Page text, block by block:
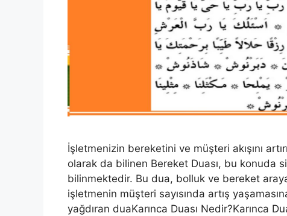
İşletmenizin bereketini ve müşteri akışını
olarak da bilinen Bereket Duası, bu konuda
bilinmektedir. Bu dua, bolluk ve bereket
işletmenin müşteri sayısında artış
yağdıran duaKarınca Duası Nedir?Karınca